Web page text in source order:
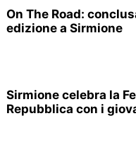
On The Road:
edizione a Sirmione
Sirmione celebra la
Repubblica con i